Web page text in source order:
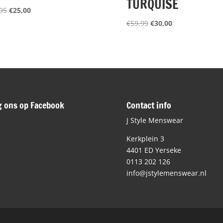
Oorspronkelijke
€25,00Huidige
TURQUISE
€59,99 Oorspronkelijke
€30,00Huidige
ons op Facebook Contact info
J Style Menswear
Kerkplein 3
4401 ED Yerseke
0113 202 126
info@jstylemenswear.nl